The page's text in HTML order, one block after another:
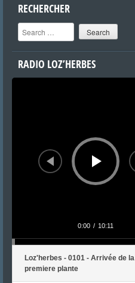
RECHERCHER
Search
RADIO LOZ’HERBES
Lecteur
0:00 / 10:11
Loz'herbes - 0101 - Arrivée de la
premiere plante